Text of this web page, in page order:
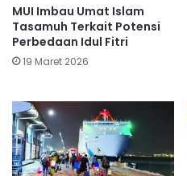
MUI Imbau Umat Islam
Tasamuh Terkait Potensi
Perbedaan Idul Fitri
19 Maret 2026